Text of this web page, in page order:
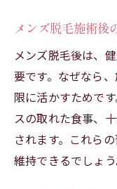
メンズ脱毛施術後
メンズ脱毛後は、
要です。なぜなら
限に活かすためで
スの取れた食事、
されます。これら
維持できるでしょう